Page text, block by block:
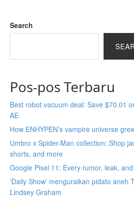
Search
Pos-pos Terbaru
Best robot vacuum deal: Save $70.01
AE
How ENHYPEN’s vampire universe
Umbro x Spider-Man collection: Shop
shorts, and more
Google Pixel 11: Every rumor, leak,
‘Daily Show’ menguraikan pidato aneh
Lindsey Graham